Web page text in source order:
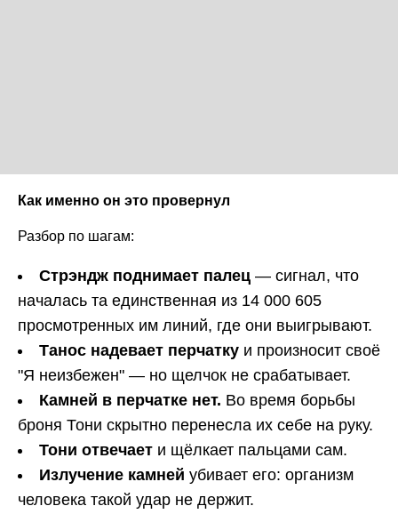
Как именно он это провернул
Разбор по шагам:
Стрэндж поднимает палец — сигнал, что
началась та единственная из 14 000 605
просмотренных им линий, где они выигрывают.
Танос надевает перчатку и произносит своё
"Я неизбежен" — но щелчок не срабатывает.
Камней в перчатке нет. Во время борьбы
броня Тони скрытно перенесла их себе на руку.
Тони отвечает и щёлкает пальцами сам.
Излучение камней убивает его: организм
человека такой удар не держит.